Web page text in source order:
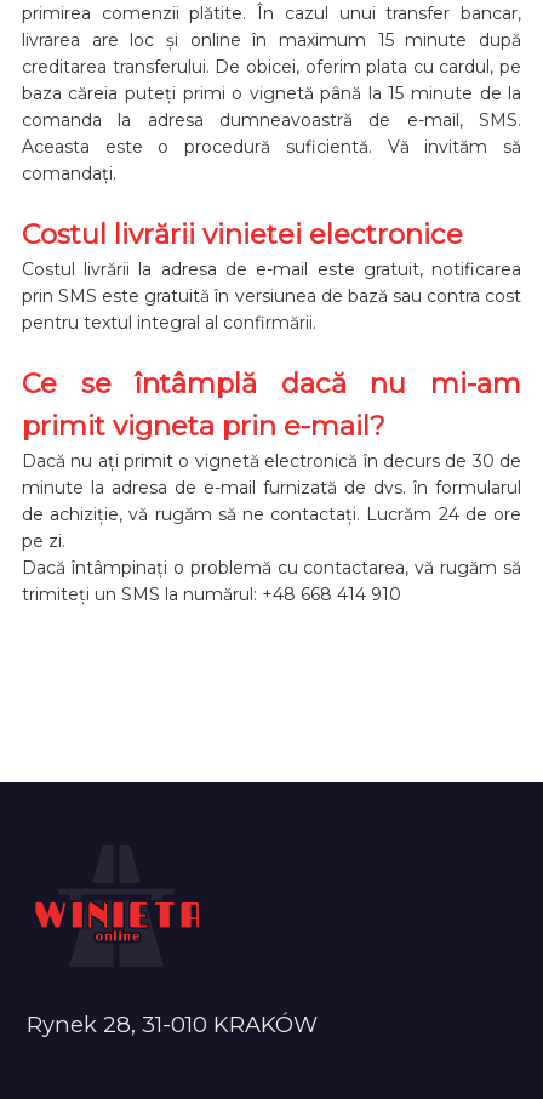
primirea comenzii plătite. În cazul unui transfer bancar,
livrarea are loc și online în maximum 15 minute după
creditarea transferului. De obicei, oferim plata cu cardul, pe
baza căreia puteți primi o vignetă până la 15 minute de la
comanda la adresa dumneavoastră de e-mail, SMS.
Aceasta este o procedură suficientă. Vă invităm să
comandați.
Costul livrării vinietei electronice
Costul livrării la adresa de e-mail este gratuit, notificarea
prin SMS este gratuită în versiunea de bază sau contra cost
pentru textul integral al confirmării.
Ce se întâmplă dacă nu mi-am
primit vigneta prin e-mail?
Dacă nu ați primit o vignetă electronică în decurs de 30 de
minute la adresa de e-mail furnizată de dvs. în formularul
de achiziție, vă rugăm să ne contactați. Lucrăm 24 de ore
pe zi.
Dacă întâmpinați o problemă cu contactarea, vă rugăm să
trimiteți un SMS la numărul: +48 668 414 910
Rynek 28, 31-010 KRAKÓW